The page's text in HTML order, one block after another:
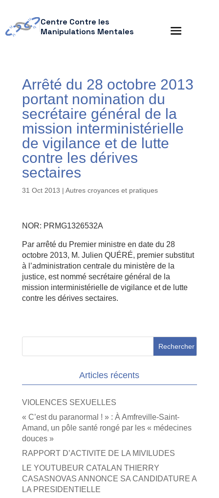
Centre Contre les
Manipulations Mentales
Arrêté du 28 octobre 2013
portant nomination du
secrétaire général de la
mission interministérielle
de vigilance et de lutte
contre les dérives
sectaires
31 Oct 2013 | Autres croyances et pratiques
NOR: PRMG1326532A
Par arrêté du Premier ministre en date du 28
octobre 2013, M. Julien QUÉRÉ, premier substitut
à l’administration centrale du ministère de la
justice, est nommé secrétaire général de la
mission interministérielle de vigilance et de lutte
contre les dérives sectaires.
Articles récents
VIOLENCES SEXUELLES
« C’est du paranormal ! » : À Amfreville-Saint-
Amand, un pôle santé rongé par les « médecines
douces »
RAPPORT D’ACTIVITE DE LA MIVILUDES
LE YOUTUBEUR CATALAN THIERRY
CASASNOVAS ANNONCE SA CANDIDATURE A
LA PRESIDENTIELLE